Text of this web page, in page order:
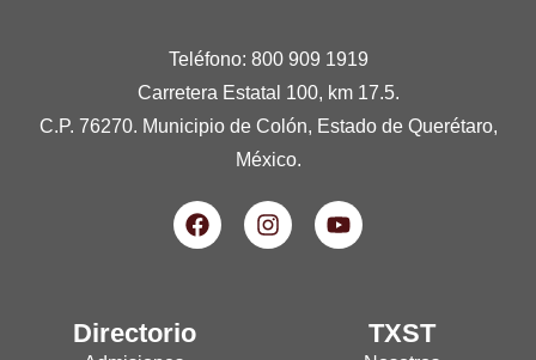
Teléfono: 800 909 1919
Carretera Estatal 100, km 17.5.
C.P. 76270. Municipio de Colón, Estado de Querétaro,
México.
Directorio TXST